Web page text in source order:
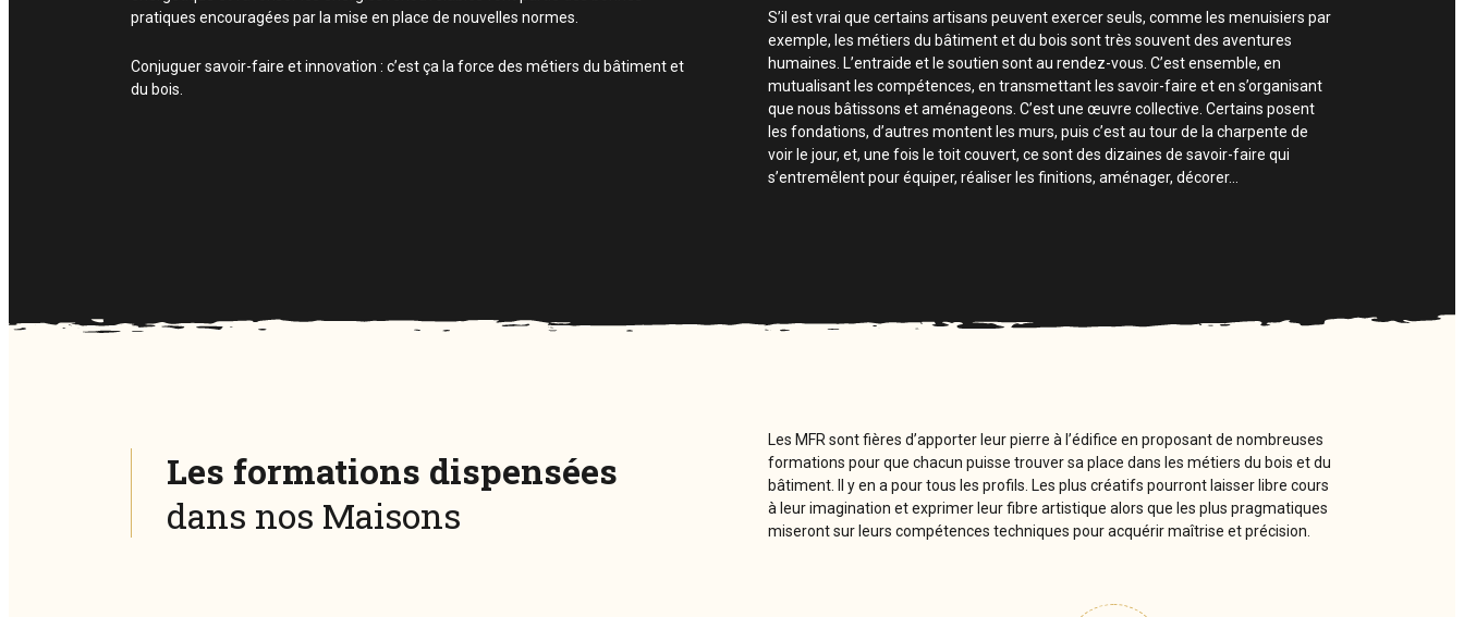
pratiques encouragées par la mise en place de nouvelles normes.
Conjuguer savoir-faire et innovation : c’est ça la force des métiers du bâtiment et
du bois.
S’il est vrai que certains artisans peuvent exercer seuls, comme les menuisiers par
exemple, les métiers du bâtiment et du bois sont très souvent des aventures
humaines. L’entraide et le soutien sont au rendez-vous. C’est ensemble, en
mutualisant les compétences, en transmettant les savoir-faire et en s’organisant
que nous bâtissons et aménageons. C’est une œuvre collective. Certains posent
les fondations, d’autres montent les murs, puis c’est au tour de la charpente de
voir le jour, et, une fois le toit couvert, ce sont des dizaines de savoir-faire qui
s’entremêlent pour équiper, réaliser les finitions, aménager, décorer…
Les formations dispensées
dans nos Maisons
Les MFR sont fières d’apporter leur pierre à l’édifice en proposant de nombreuses
formations pour que chacun puisse trouver sa place dans les métiers du bois et du
bâtiment. Il y en a pour tous les profils. Les plus créatifs pourront laisser libre cours
à leur imagination et exprimer leur fibre artistique alors que les plus pragmatiques
miseront sur leurs compétences techniques pour acquérir maîtrise et précision.